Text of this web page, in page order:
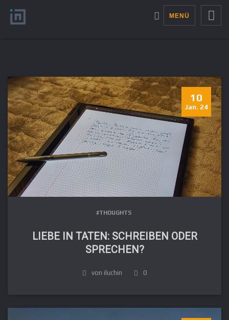
MENÜ
10
Jan. 24
#THOUGHTS
LIEBE IN TATEN: SCHREIBEN ODER
SPRECHEN?
von iluchin 0